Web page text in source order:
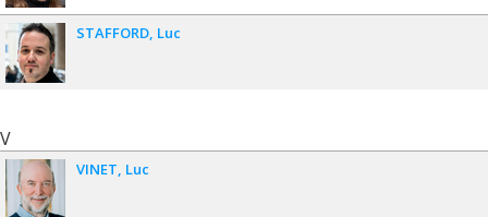
STAFFORD Luc
V
VINET Luc